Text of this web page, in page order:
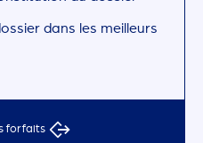
forfaits
dans les meilleurs